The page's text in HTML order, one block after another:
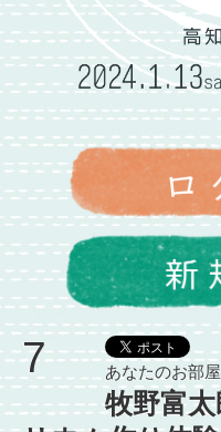
7 あなたのお部
牧野富